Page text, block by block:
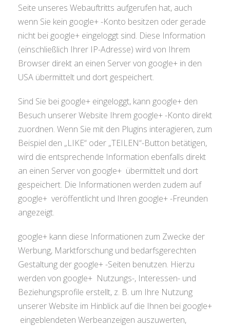
Seite unseres Webauftritts aufgerufen hat, auch
wenn Sie kein google+ -Konto besitzen oder gerade
nicht bei google+ eingeloggt sind. Diese Information
(einschließlich Ihrer IP-Adresse) wird von Ihrem
Browser direkt an einen Server von google+ in den
USA übermittelt und dort gespeichert.
Sind Sie bei google+ eingeloggt, kann google+ den
Besuch unserer Website Ihrem google+ -Konto direkt
zuordnen. Wenn Sie mit den Plugins interagieren, zum
Beispiel den „LIKE“ oder „TEILEN“-Button betätigen,
wird die entsprechende Information ebenfalls direkt
an einen Server von google+ übermittelt und dort
gespeichert. Die Informationen werden zudem auf
google+ veröffentlicht und Ihren google+ -Freunden
angezeigt.
google+ kann diese Informationen zum Zwecke der
Werbung, Marktforschung und bedarfsgerechten
Gestaltung der google+ -Seiten benutzen. Hierzu
werden von google+ Nutzungs-, Interessen- und
Beziehungsprofile erstellt, z. B. um Ihre Nutzung
unserer Website im Hinblick auf die Ihnen bei google+
eingeblendeten Werbeanzeigen auszuwerten,